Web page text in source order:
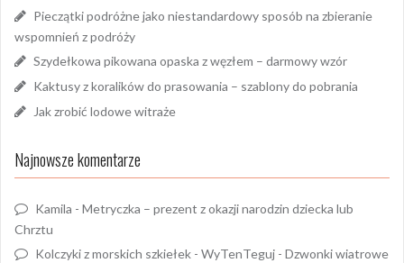
Pieczątki podróżne jako niestandardowy sposób na zbieranie
wspomnień z podróży
Szydełkowa pikowana opaska z węzłem – darmowy wzór
Kaktusy z koralików do prasowania – szablony do pobrania
Jak zrobić lodowe witraże
Najnowsze komentarze
Kamila - Metryczka – prezent z okazji narodzin dziecka lub
Chrztu
Kolczyki z morskich szkiełek - WyTenTeguj - Dzwonki wiatrowe